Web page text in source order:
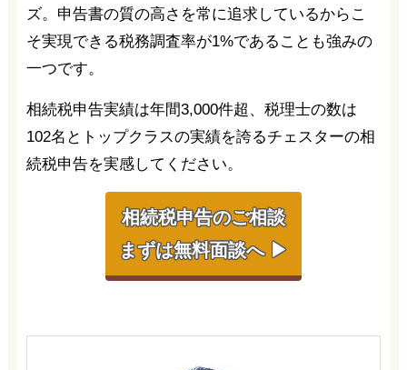
ズ。申告書の質の高さを常に追求しているからこ
そ実現できる税務調査率が1%であることも強みの
一つです。
相続税申告実績は年間3,000件超、税理士の数は
102名とトップクラスの実績を誇るチェスターの相
続税申告を実感してください。
相続税申告のご相談
まずは無料面談へ ▶